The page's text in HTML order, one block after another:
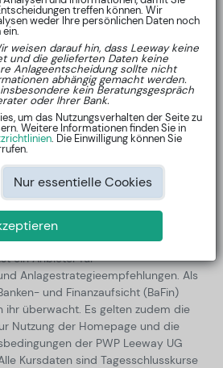
Sie in Ihrer selbständigen
von Anlagestrategien
rein zu Informationszwecken. Die
ist keine verlässliche
Wertentwicklung. Für die
keine Gewährleistung für die
und Genauigkeit übernommen
stellen keine konkreten
Wir kennen weder Sie, noch Ihre
keine Anlageberatung. Dies
mit Wissen über Ihre
PWP Leeway UG
kein Anlageberater und erhebt
zum Zweck der
PWP Leeway UG
ein Anbieter für
Anlagestrategieempfehlungen. Als
und Finanzaufsicht (BaFin)
ihr überwacht. Es gelten zudem die
Nutzung der Homepage und die
der PWP Leeway UG
Kursdaten sind Tagesschlusskurse
treffen können. Wir
weder Ihre persönlichen Daten noch
weisen darauf hin, dass Leeway keine
und die gelieferten Daten keine
Anlageentscheidung sollte nicht
abhängig gemacht werden.
kein Beratungsgespräch
oder Ihrer Bank.
um das Nutzungsverhalten der Seite zu
Weitere Informationen finden Sie in
. Die Einwilligung können Sie
Nur essentielle Cookies